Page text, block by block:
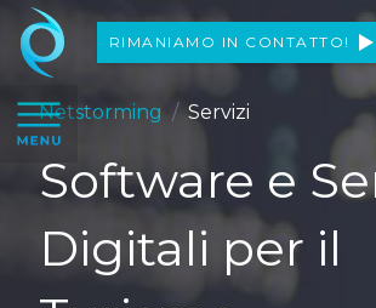
Netstorming
RIMANIAMO IN CONTATTO!
apri il menu
Netstorming Servizi
Software e
Digitali per il